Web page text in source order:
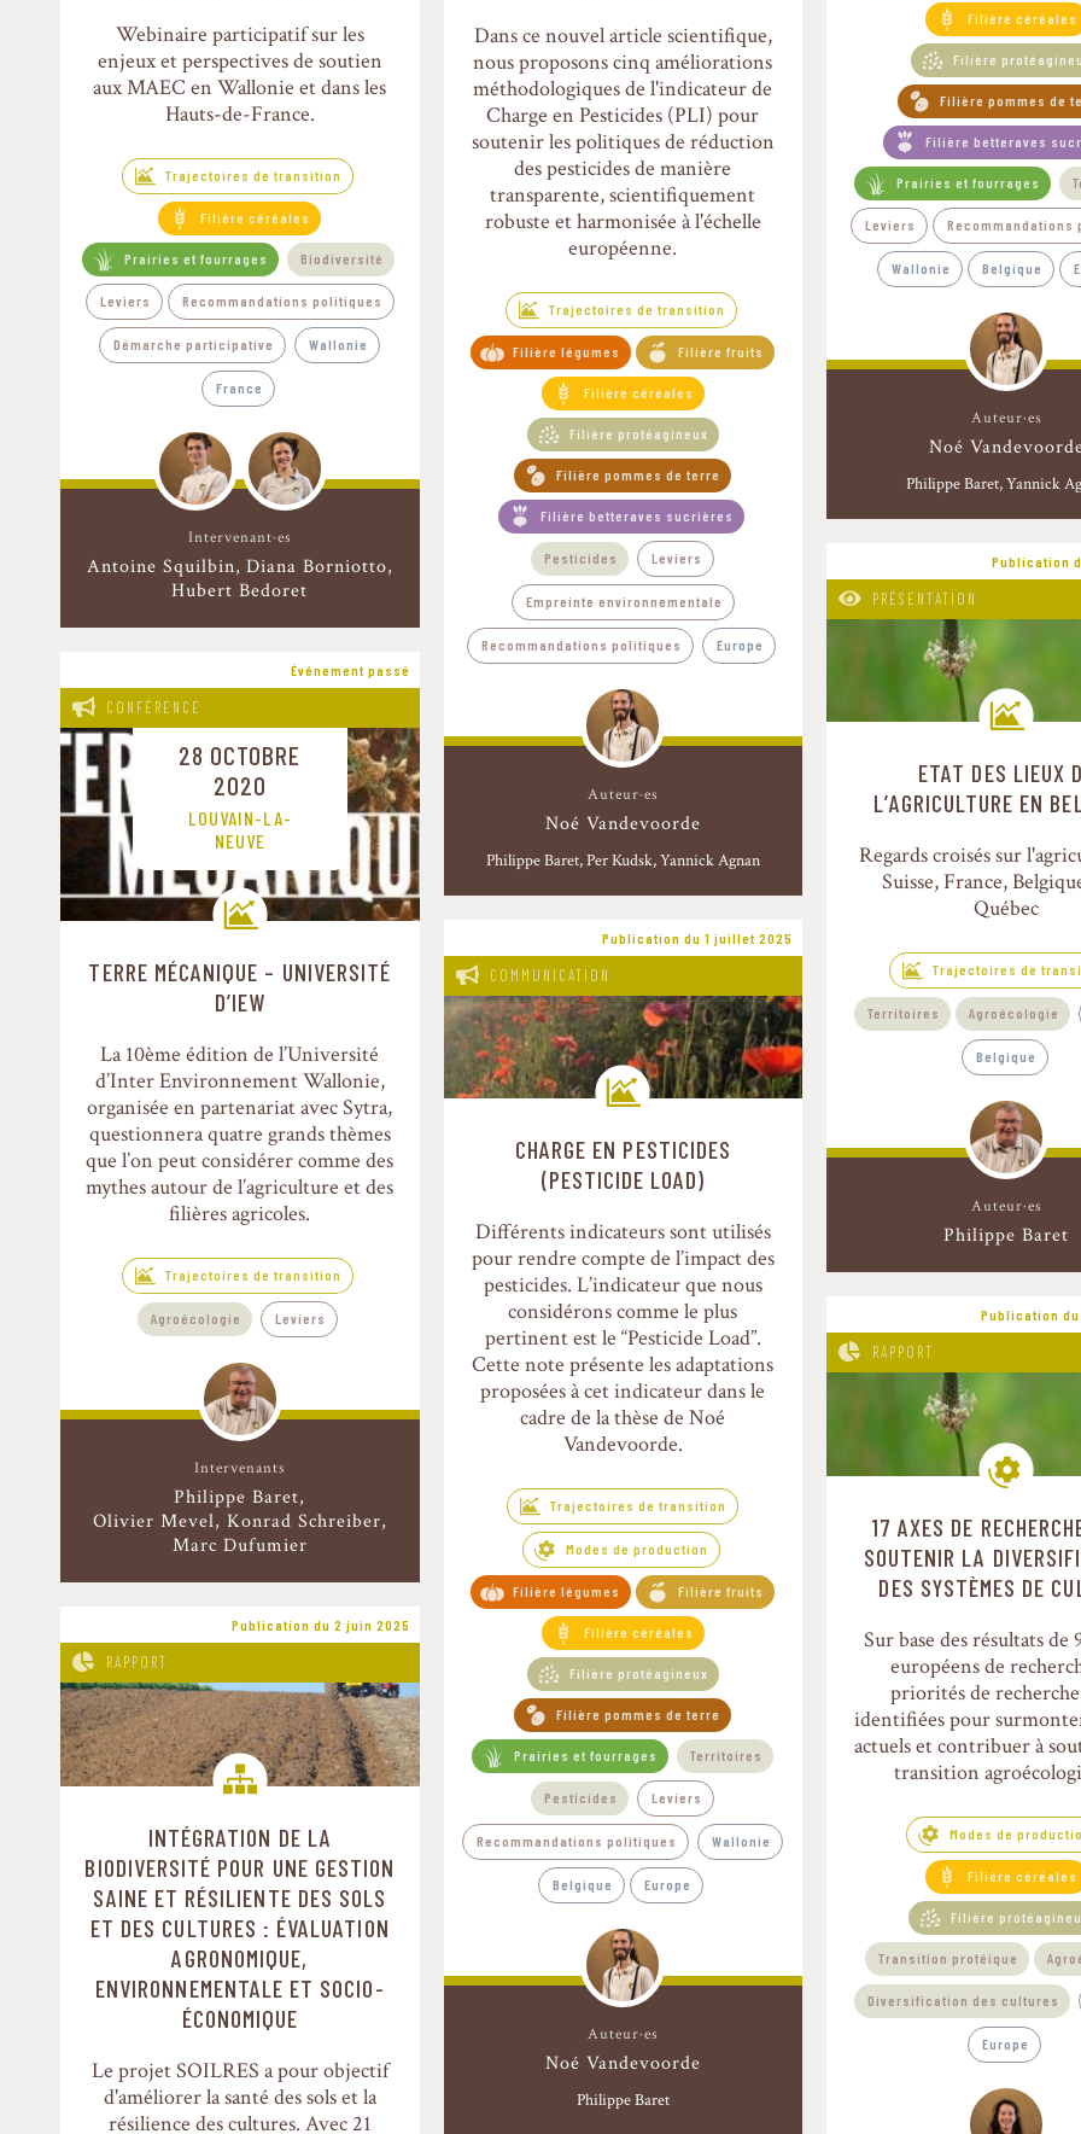
Webinaire participatif sur les
enjeux et perspectives de soutien
aux MAEC en Wallonie et dans les
Hauts-de-France.
Trajectoires de transition
Filière céréales
Prairies et fourrages Biodiversité
Leviers Recommandations politiques
Démarche participative Wallonie
France
Intervenant·es
Antoine Squilbin Diana Borniotto
Hubert Bedoret
Dans ce nouvel article scientifique,
nous proposons cinq améliorations
méthodologiques de l'indicateur de
Charge en Pesticides (PLI) pour
soutenir les politiques de réduction
des pesticides de manière
transparente, scientifiquement
robuste et harmonisée à l'échelle
européenne.
Trajectoires de transition
Filière légumes Filière fruits
Filière céréales
Filière protéagineux
Filière pommes de terre
Filière betteraves sucrières
Pesticides Leviers
Empreinte environnementale
Recommandations politiques Europe
Auteur·es
Noé Vandevoorde
Philippe Baret Per Kudsk, Yannick Agnan
Filière céréales
Filière
Filière pommes de
Filière betteraves
Prairies et fourrages
Leviers Recommandations
Wallonie Belgique
Auteur·es
Noé
Philippe Baret Yannick
Événement passé
CONFÉRENCE
28 OCTOBRE
2020
LOUVAIN-LA-
NEUVE
Trajectoires de transition
TERRE MÉCANIQUE – UNIVERSITÉ
D’IEW
La 10ème édition de l’Université
d’Inter Environnement Wallonie,
organisée en partenariat avec Sytra,
questionnera quatre grands thèmes
que l’on peut considérer comme des
mythes autour de l’agriculture et des
filières agricoles.
Trajectoires de transition
Agroécologie Leviers
Intervenants
Philippe Baret
Olivier Mevel, Konrad Schreiber,
Marc Dufumier
Publication du 1 juillet 2025
COMMUNICATION
Trajectoires de transition
CHARGE EN PESTICIDES
(PESTICIDE LOAD)
Différents indicateurs sont utilisés
pour rendre compte de l’impact des
pesticides. L’indicateur que nous
considérons comme le plus
pertinent est le “Pesticide Load”.
Cette note présente les adaptations
proposées à cet indicateur dans le
cadre de la thèse de Noé
Vandevoorde.
Trajectoires de transition
Modes de production
Filière légumes Filière fruits
Filière céréales
Filière protéagineux
Filière pommes de terre
Prairies et fourrages Territoires
Pesticides Leviers
Recommandations politiques Wallonie
Belgique Europe
Auteur·es
Noé Vandevoorde
Philippe Baret
Publication
PRÉSENTATION
Trajectoires de transition
ETAT DES LIEUX
L’AGRICULTURE EN
Regards croisés sur
Suisse, France,
Québec
Trajectoires de
Territoires Agroécologie
Belgique
Auteur·es
Philippe Baret
Publication du 2 juin 2025
RAPPORT
Chaînes de valeur alimentaires
INTÉGRATION DE LA
BIODIVERSITÉ POUR UNE GESTION
SAINE ET RÉSILIENTE DES SOLS
ET DES CULTURES : ÉVALUATION
AGRONOMIQUE,
ENVIRONNEMENTALE ET SOCIO-
ÉCONOMIQUE
Le projet SOILRES a pour objectif
d'améliorer la santé des sols et la
résilience des cultures. Avec 21
Publication
RAPPORT
Modes de production
17 AXES DE
SOUTENIR LA
DES SYSTÈMES DE
Sur base des résultats de
européens de
priorités de
identifiées pour
actuels et contribuer à
transition
Modes de
Filière céréales
Filière
Transition protéique
Diversification des cultures
Europe